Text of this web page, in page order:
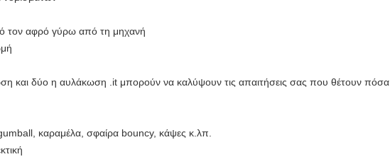
τον αφρό γύρω από τη μηχανή
και δύο η αυλάκωση .it μπορούν να καλύψουν τις απαιτήσεις σας που θέτουν πόσα
καραμέλα, σφαίρα bouncy, κάψες κ.λπ.